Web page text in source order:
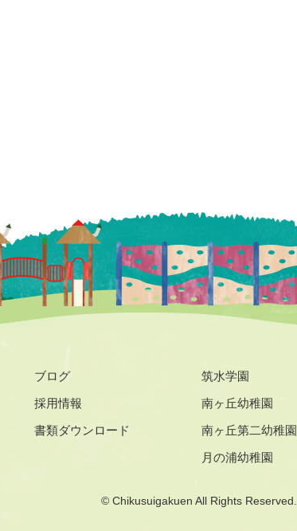
筑水学園
南ヶ丘幼稚園
南ヶ丘第二幼稚園
月の浦幼稚園
ブログ
採用情報
書類ダウンロード
© Chikusuigakuen All Rights Reserved.